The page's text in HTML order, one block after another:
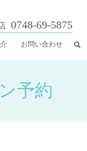
お問い合わせ
0748-69-5875
予約